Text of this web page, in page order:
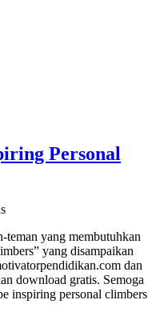
Personal
yang membutuhkan
yang disampaikan
dan
download gratis. Semoga
inspiring personal climbers